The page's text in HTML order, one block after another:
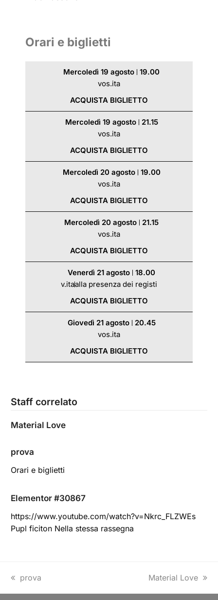
Orari e biglietti
Mercoledì 19 agosto 19.00
vos.ita
ACQUISTA BIGLIETTO
Mercoledì 19 agosto
21.15
vos.ita
ACQUISTA BIGLIETTO
Mercoledì 20 agosto
19.00
vos.ita
ACQUISTA BIGLIETTO
Mercoledì 20 agosto
21.15
vos.ita
ACQUISTA BIGLIETTO
Venerdì 21 agosto 18.00
v.itaalla presenza dei registi
ACQUISTA BIGLIETTO
Giovedì 21 agosto
20.45
vos.ita
ACQUISTA BIGLIETTO
Staff correlato
Material Love
prova
Orari e biglietti
Elementor #30867
https://www.youtube.com/watch?v=Nkrc_FLZWEs
Pupl ficiton Nella stessa rassegna
prova Material Love